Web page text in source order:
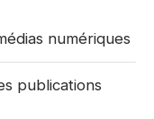
numériques
publications